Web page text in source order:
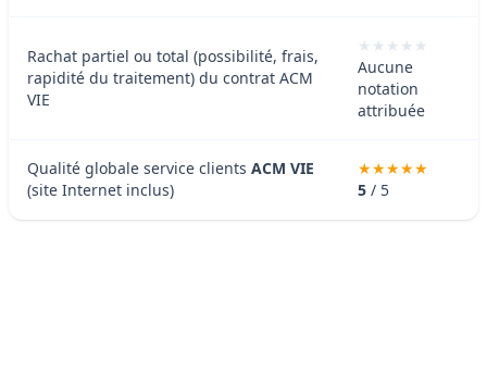
Rachat partiel ou total (possibilité, frais,
rapidité du traitement) du contrat ACM
VIE
Aucune
notation
attribuée
Qualité globale service clients ACM VIE
(site Internet inclus)
5 / 5